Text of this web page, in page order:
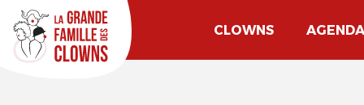
CLOWNS AGENDA